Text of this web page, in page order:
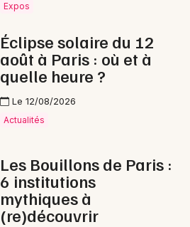
Expos
Éclipse solaire du 12
août à Paris : où et à
quelle heure ?
Le 12/08/2026
Actualités
Les Bouillons de Paris :
6 institutions
mythiques à
(re)découvrir